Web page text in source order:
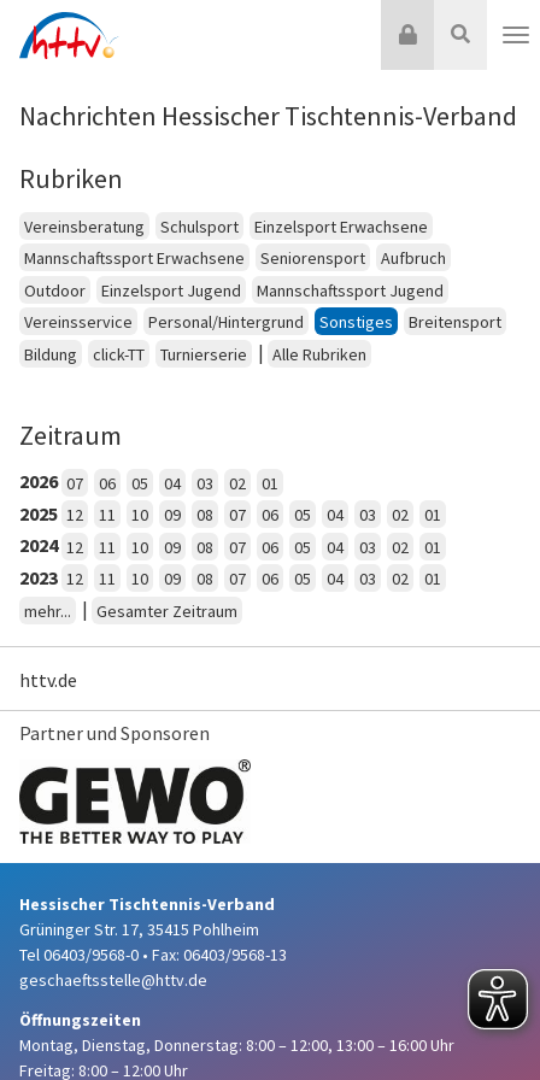
Inhalt
Suche
Login
Nachrichten Hessischer Tischtennis-Verband
Rubriken
Vereinsberatung Schulsport
Einzelsport Erwachsene
Mannschaftssport Erwachsene
Seniorensport
Aufbruch
Outdoor
Einzelsport Jugend
Mannschaftssport Jugend
Vereinsservice
Personal/Hintergrund Sonstiges
Breitensport
Bildung
click-TT Turnierserie | Alle Rubriken
Zeitraum
2026 07 06 05 04 03 02 01
2025 12 11 10 09 08 07 06 05 04 03 02 01
2024 12 11 10 09 08 07 06 05 04 03 02 01
2023 12 11 10 09 08 07 06 05 04 03 02
01
mehr...
| Gesamter Zeitraum
httv.de
Partner und Sponsoren
Hessischer Tischtennis-Verband
Grüninger Str. 17, 35415 Pohlheim
Tel 06403/9568-0 • Fax: 06403/9568-13
geschaeftsstelle@httv.de
Öffnungszeiten
Montag, Dienstag, Donnerstag: 8:00 – 12:00, 13:00 – 16:00 Uhr
Freitag: 8:00 – 12:00 Uhr